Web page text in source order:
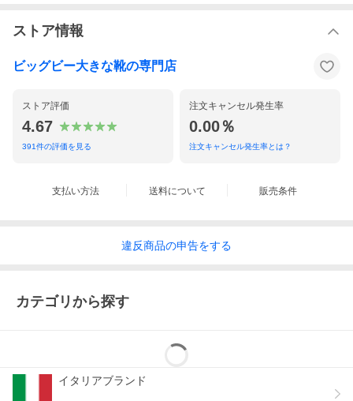
ストア情報
ビッグビー大きな靴の専門店
ストア評価
4.67
391件の評価を見る
注文キャンセル発生率
0.00％
注文キャンセル発生率とは？
支払い方法 送料について 販売条件
違反商品の申告をする
カテゴリから探す
イタリアブランド